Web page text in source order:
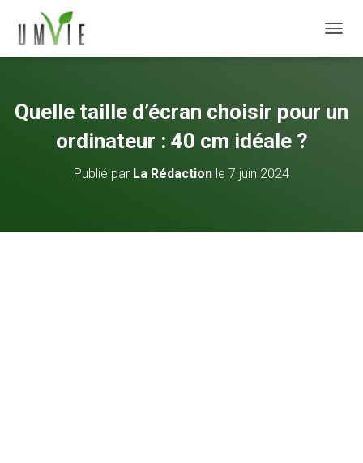
Quelle taille d’écran choisir pour un
ordinateur : 40 cm idéale ?
Publié par La Rédaction le 7 juin 2024